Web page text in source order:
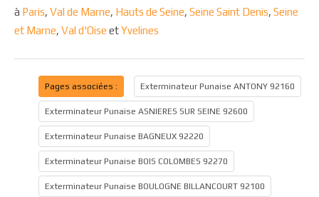
à Paris, Val de Marne, Hauts de Seine, Seine Saint Denis, Seine
et Marne, Val d'Oise etYvelines
Pages associées : Exterminateur Punaise ANTONY 92160
Exterminateur Punaise ASNIERES SUR SEINE 92600
Exterminateur Punaise BAGNEUX 92220
Exterminateur Punaise BOIS COLOMBES 92270
Exterminateur Punaise BOULOGNE BILLANCOURT 92100